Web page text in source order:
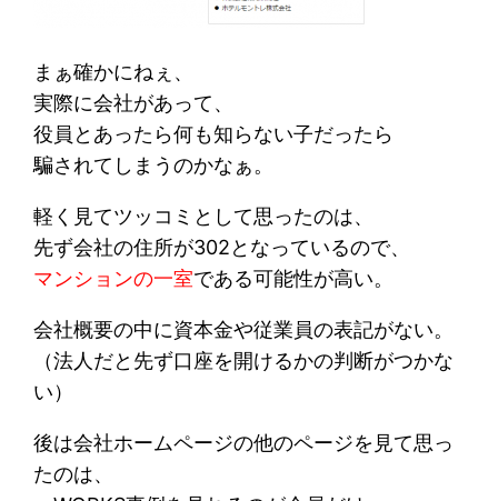
まぁ確かにねぇ、
実際に会社があって、
役員とあったら何も知らない子だったら
騙されてしまうのかなぁ。
軽く見てツッコミとして思ったのは、
先ず会社の住所が302となっているので、
マンションの一室である可能性が高い。
会社概要の中に資本金や従業員の表記がない。
（法人だと先ず口座を開けるかの判断がつかな
い）
後は会社ホームページの他のページを見て思っ
たのは、